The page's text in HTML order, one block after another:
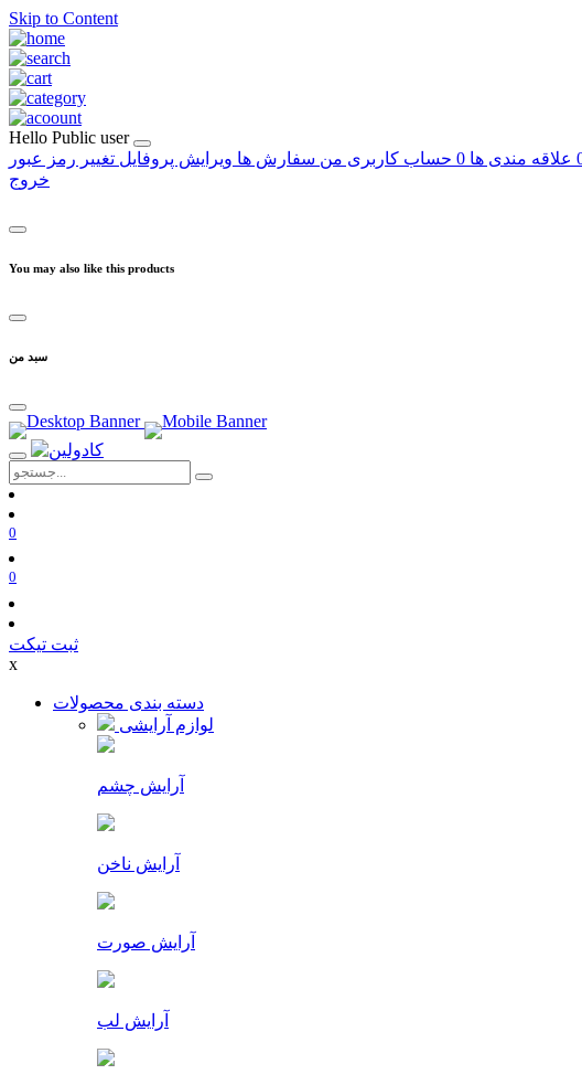
Skip to Content
Hello Public user
علاقه مندی ها 0 حساب کاربری من سفارش ها ویرایش پروفایل تغییر رمز عبور
خروج
You may also like this products
سبد من
0
0
ثبت تیکت
x
دسته بندی محصولات
لوازم آرایشی
آرایش چشم
آرایش ناخن
آرایش صورت
آرایش لب